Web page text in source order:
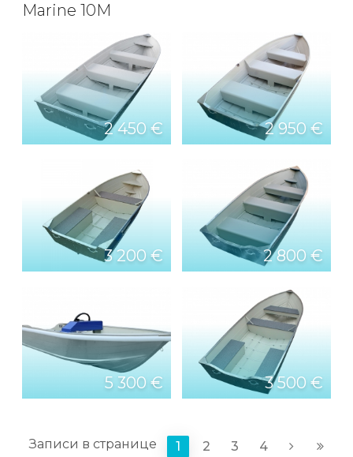
Marine 10M
2 450 € 2 950 €
3 200 € 2 800 €
5 300 € 3 500 €
1 2 3
4
Записи в странице